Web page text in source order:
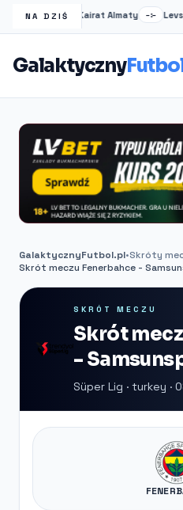
NA DZIŚ
NS Kairat Almaty –:– Levski
Galaktyczny
GalaktycznyFutbol.pl•Skróty
Skrót meczu Fenerbahce -
SKRÓT MECZU
Skrót
-
Süper Lig · turkey ·